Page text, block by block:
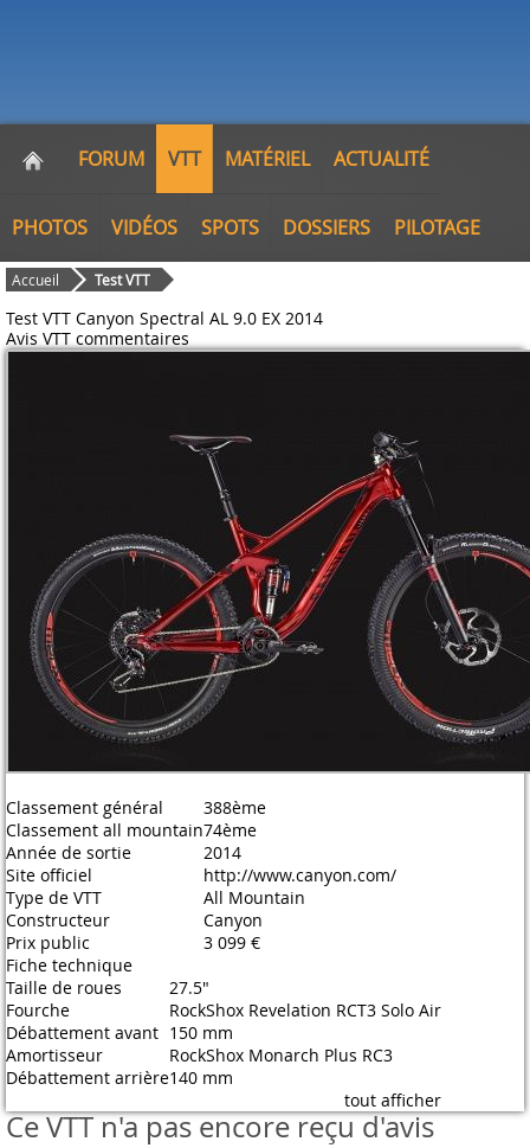
FORUM VTT MATÉRIEL ACTUALITÉ
PHOTOS VIDÉOS SPOTS DOSSIERS PILOTAGE
Accueil Test VTT
Test VTT Canyon Spectral AL 9.0 EX 2014
Avis VTT commentaires
Classement général
388ème
Classement all mountain74ème
Année de sortie
2014
Site officiel
http://www.canyon.com/
Type de VTT
All Mountain
Constructeur
Canyon
Prix public
3 099 €
Fiche technique
Taille de roues
27.5"
Fourche
RockShox Revelation RCT3 Solo Air
Débattement avant 150 mm
Amortisseur
RockShox Monarch Plus RC3
Débattement arrière140 mm
tout afficher
Ce VTT n'a pas encore reçu d'avis